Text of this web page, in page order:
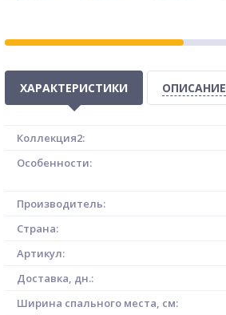
ХАРАКТЕРИСТИКИ ОПИСАНИЕ
Коллекция2:
Особенности:
Производитель:
Страна:
Артикул:
Доставка, дн.:
Ширина спального места, см: